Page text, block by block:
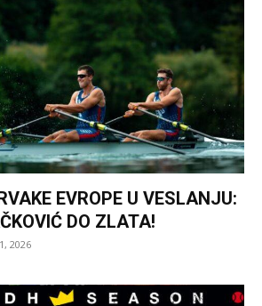
EVROPE U VESLANJU:
DO ZLATA!
2026